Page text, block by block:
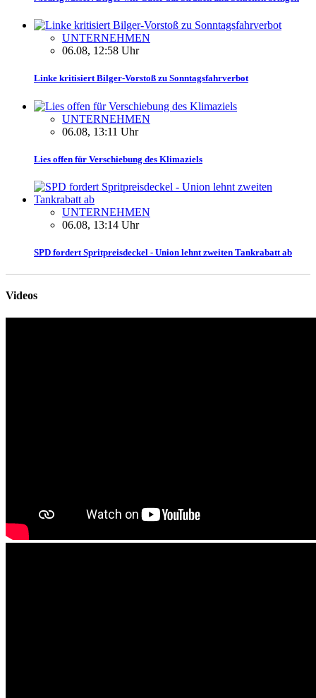
UNTERNEHMEN
06.08, 12:58 Uhr
Linke kritisiert Bilger-Vorstoß zu Sonntagsfahrverbot
UNTERNEHMEN
06.08, 13:11 Uhr
Lies offen für Verschiebung des Klimaziels
UNTERNEHMEN
06.08, 13:14 Uhr
SPD fordert Spritpreisdeckel - Union lehnt zweiten Tankrabatt ab
Videos